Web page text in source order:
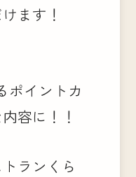
ます！
ポイントカ
容に！！
ランくら